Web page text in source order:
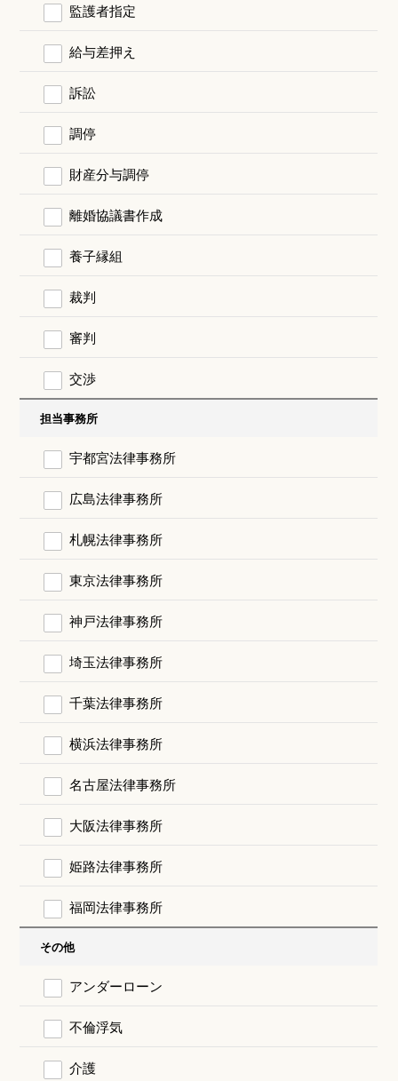
監護者指定
給与差押え
訴訟
調停
財産分与調停
離婚協議書作成
養子縁組
裁判
審判
交渉
担当事務所
宇都宮法律事務所
広島法律事務所
札幌法律事務所
東京法律事務所
神戸法律事務所
埼玉法律事務所
千葉法律事務所
横浜法律事務所
名古屋法律事務所
大阪法律事務所
姫路法律事務所
福岡法律事務所
その他
アンダーローン
不倫浮気
介護